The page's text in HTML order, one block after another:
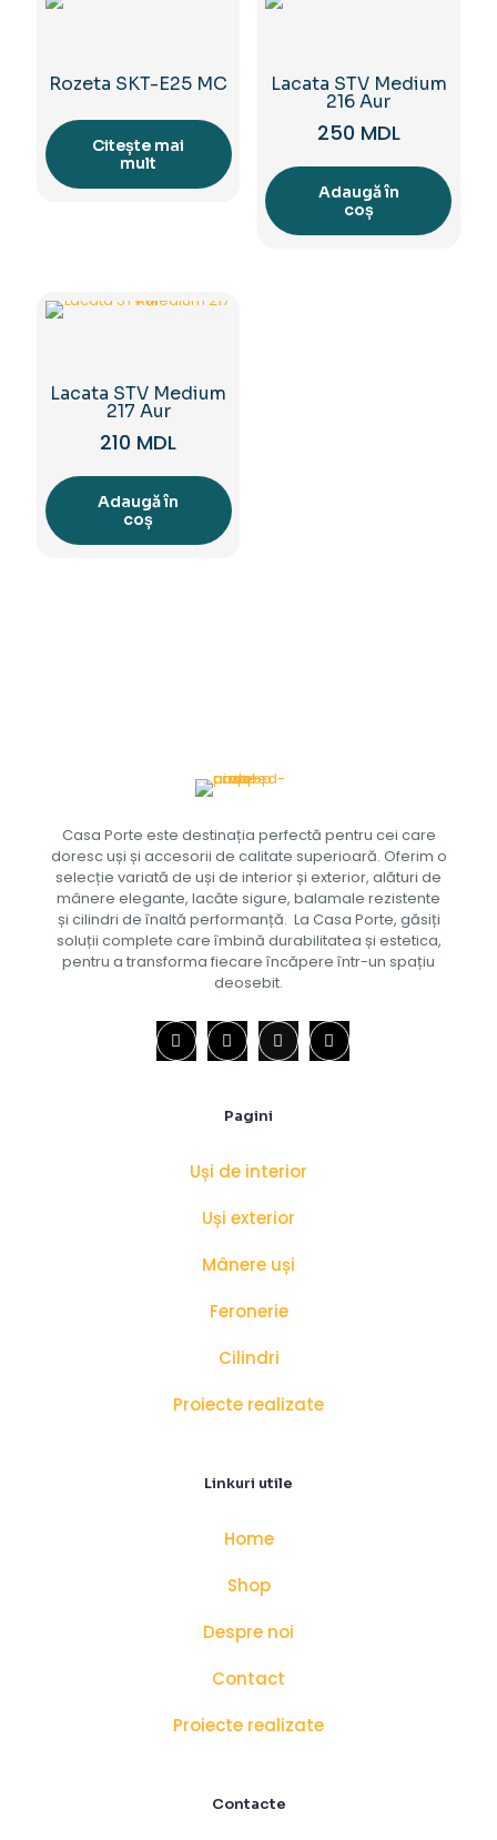
Rozeta SKT-E25 MC
Citește mai
mult
Lacata STV Medium
216 Aur
250 MDL
Adaugă în
coș
Lacata STV Medium
217 Aur
210 MDL
Adaugă în
coș
Casa Porte este destinația perfectă pentru cei care
doresc uși și accesorii de calitate superioară. Oferim o
selecție variată de uși de interior și exterior, alături de
mânere elegante, lacăte sigure, balamale rezistente
și cilindri de înaltă performanță. La Casa Porte, găsiți
soluții complete care îmbină durabilitatea și estetica,
pentru a transforma fiecare încăpere într-un spațiu
deosebit.
Pagini
Uși de interior
Uși exterior
Mânere uși
Feronerie
Cilindri
Proiecte realizate
Linkuri utile
Home
Shop
Despre noi
Contact
Proiecte realizate
Contacte